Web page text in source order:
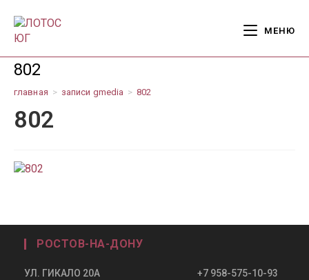
содержимому
МЕНЮ
802
главная > записи gmedia > 802
802
РОСТОВ-НА-ДОНУ
УЛ. ГИКАЛО 20А +7 958-575-10-93